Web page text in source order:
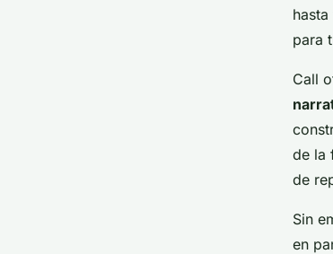
para
Call
de la
de
Sin
en